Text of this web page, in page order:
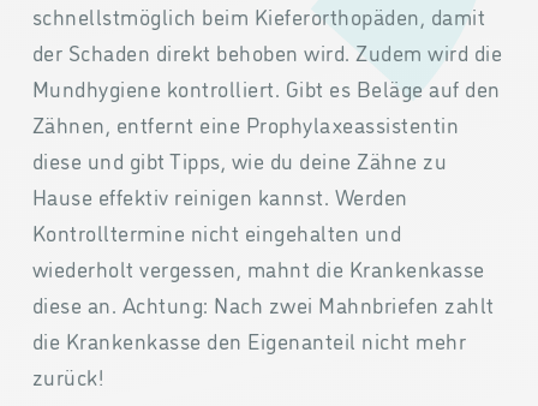
schnellstmöglich beim Kieferorthopäden, damit
der Schaden direkt behoben wird. Zudem wird die
Mundhygiene kontrolliert. Gibt es Beläge auf den
Zähnen, entfernt eine Prophylaxeassistentin
diese und gibt Tipps, wie du deine Zähne zu
Hause effektiv reinigen kannst. Werden
Kontrolltermine nicht eingehalten und
wiederholt vergessen, mahnt die Krankenkasse
diese an. Achtung: Nach zwei Mahnbriefen zahlt
die Krankenkasse den Eigenanteil nicht mehr
zurück!